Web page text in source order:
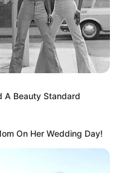
Fatih
Fatih